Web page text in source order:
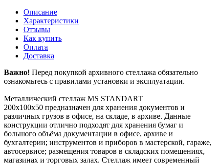
Описание
Характеристики
Отзывы
Как купить
Оплата
Доставка
Важно! Перед покупкой архивного стеллажа обязательно
ознакомьтесь с правилами установки и эксплуатации.
Металлический стеллаж MS STANDART
200х100х50 предназначен для хранения документов и
различных грузов в офисе, на складе, в архиве. Данные
конструкции отлично подходят для хранения бумаг и
большого объёма документации в офисе, архиве и
бухгалтерии; инструментов и приборов в мастерской, гараже,
автосервисе; размещения товаров в складских помещениях,
магазинах и торговых залах. Стеллаж имеет современный